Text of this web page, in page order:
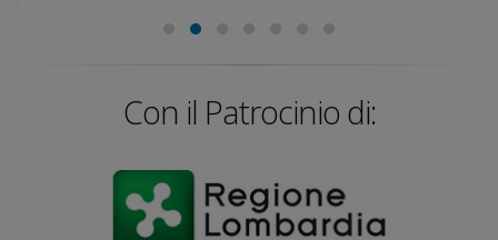
Con il Patrocinio di: